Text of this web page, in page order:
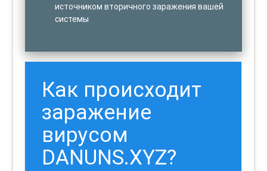
источником вторичного заражения вашей
системы
Как происходит
заражение
вирусом
DANUNS.XYZ?